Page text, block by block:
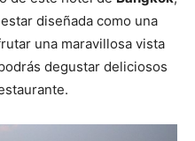
diseñada como una
una maravillosa vista
degustar deliciosos